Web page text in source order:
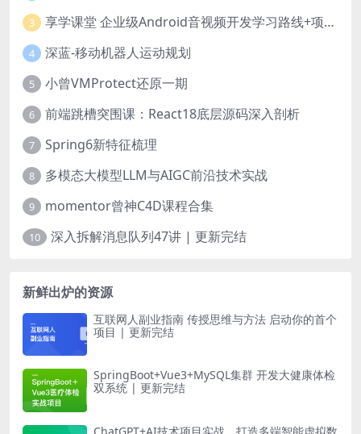
3 享学课堂 企业级Android音视频开发学习路线+项目实战（附源码）
4 深蓝-移动机器人运动规划
5 小曾VMProtect还原一期
6 前端跳槽突围课：React18底层源码深入剖析
7 Spring6新特征梳理
8 多模态大模型LLM与AIGC前沿技术实战
9 momentor曾神C4D课程合集
10 深入拆解消息队列47讲 | 更新完结
新鲜出炉的资源
互联网人副业指南 传授思维与方法 启动你的首个
项目 | 更新完结
SpringBoot+Vue3+MySQL集群 开发大健康体检
双系统 | 更新完结
ChatGPT+AI技术项目实战，打造多端智能虚拟数